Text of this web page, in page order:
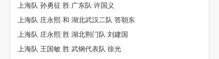
上海队 孙勇征 胜 广东队 许国义
上海队 庄永熙 和 湖北武汉二队 答朝东
上海队 庄永熙 胜 湖北荆门队 刘建国
上海队 王国敏 胜 武钢代表队 徐光